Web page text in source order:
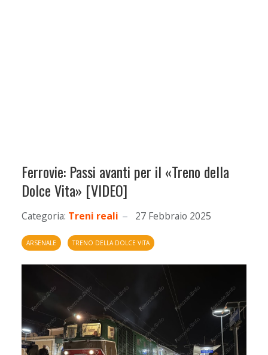
Ferrovie: Passi avanti per il «Treno della
Dolce Vita» [VIDEO]
Categoria: Treni reali 27 Febbraio 2025
ARSENALE TRENO DELLA DOLCE VITA